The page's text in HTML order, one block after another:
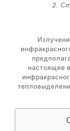
2.
настоящее